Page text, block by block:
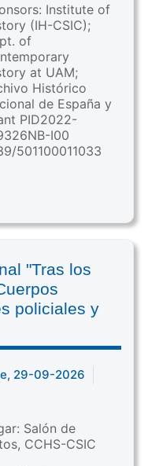
Institute of
(IH-CSIC);
of
at UAM;
Histórico
de España y
PID2022-
I00
501100011033
"Tras los
policiales y
29-09-2026
Salón de
CCHS-CSIC